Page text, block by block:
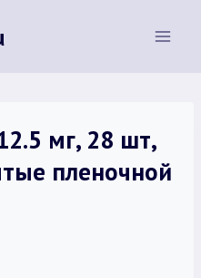
мг, 28 шт,
пленочной